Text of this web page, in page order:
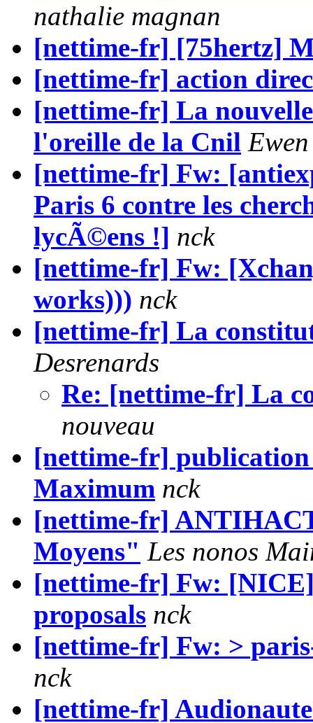
nathalie magnan
[nettime-fr] [75hertz]
[nettime-fr] action
[nettime-fr] La
l'oreille de la Cnil
[nettime-fr] Fw:
Paris 6 contre les
lycÃ©ens !] nck
[nettime-fr] Fw:
works))) nck
[nettime-fr] La
Desrenards
Re: [nettime-fr] La
nouveau
[nettime-fr]
Maximum nck
[nettime-fr]
Moyens" Les nonos
[nettime-fr] Fw:
proposals nck
[nettime-fr] Fw: >
nck
[nettime-fr]